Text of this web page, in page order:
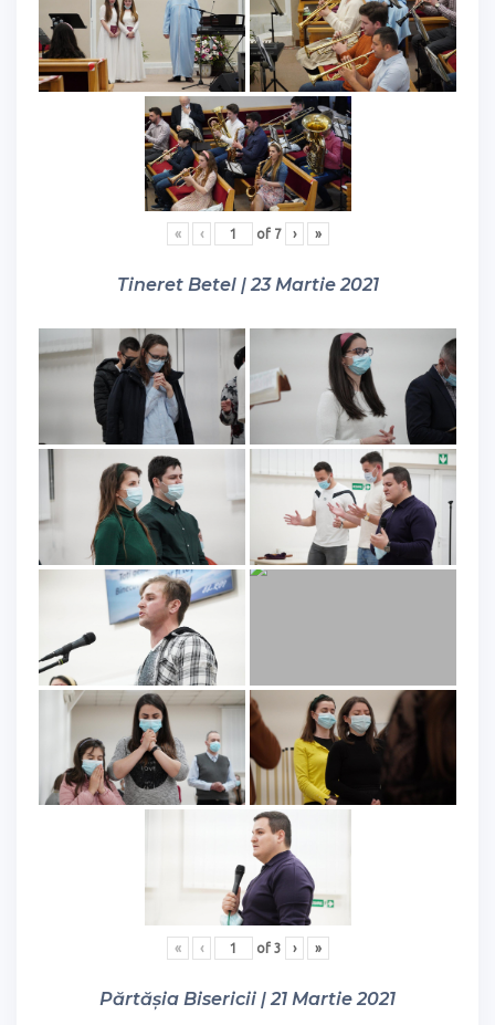
« ‹ of 7 › »
Tineret Betel | 23 Martie 2021
« ‹ of 3 › »
Părtășia Bisericii | 21 Martie 2021